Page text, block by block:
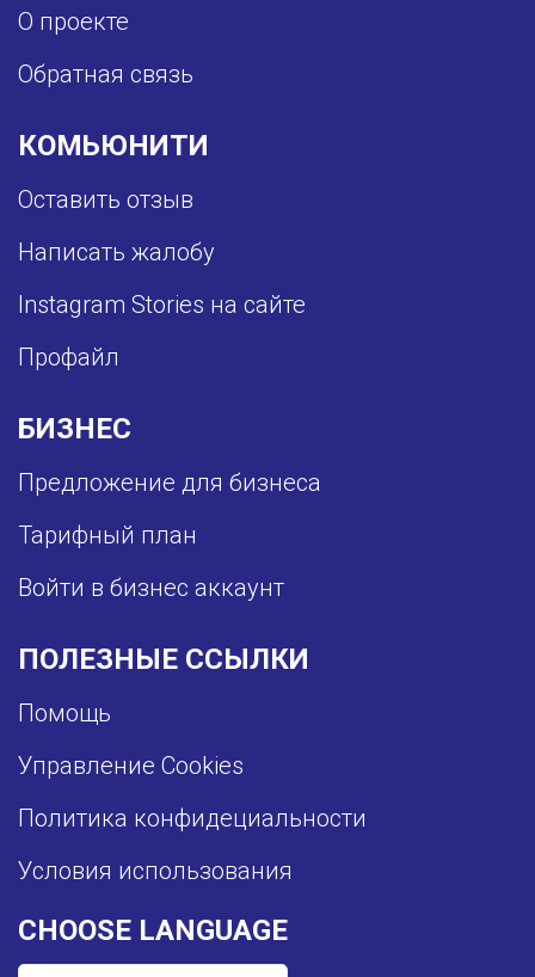
О проекте
Обратная связь
КОМЬЮНИТИ
Оставить отзыв
Написать жалобу
Instagram Stories на сайте
Профайл
БИЗНЕС
Предложение для бизнеса
Тарифный план
Войти в бизнес аккаунт
ПОЛЕЗНЫЕ ССЫЛКИ
Помощь
Управление Cookies
Политика конфидециальности
Условия использования
CHOOSE LANGUAGE